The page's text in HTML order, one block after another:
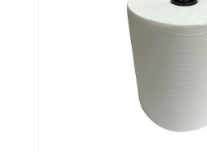
Douchetabouretten
Toiletverhogers
Dispenser Deb transparant - wit